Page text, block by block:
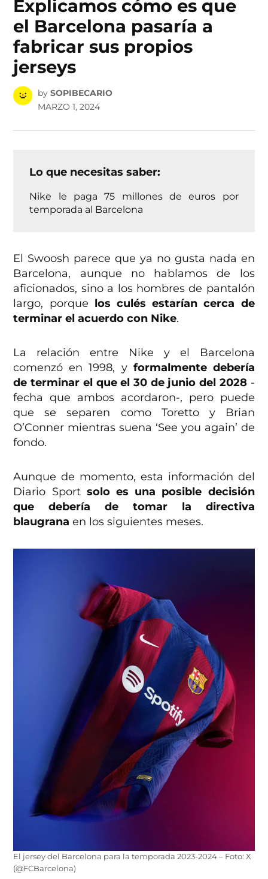
Explicamos cómo es que
el Barcelona pasaría a
fabricar sus propios
jerseys
by SOPIBECARIO
MARZO 1, 2024
Lo que necesitas saber:
Nike le paga 75 millones de euros por
temporada al Barcelona
El Swoosh parece que ya no gusta nada en
Barcelona, aunque no hablamos de los
aficionados, sino a los hombres de pantalón
largo, porque los culés estarían cerca de
terminar el acuerdo con Nike.
La relación entre Nike y el Barcelona
comenzó en 1998, y formalmente debería
de terminar el que el 30 de junio del 2028-
fecha que ambos acordaron-, pero puede
que se separen como Toretto y Brian
O’Conner mientras suena ‘See you again’ de
fondo.
Aunque de momento, esta información del
Diario Sport solo es una posible decisión
que debería de tomar la directiva
blaugrana en los siguientes meses.
El jersey del Barcelona para la temporada 2023-2024 – Foto: X
(@FCBarcelona)